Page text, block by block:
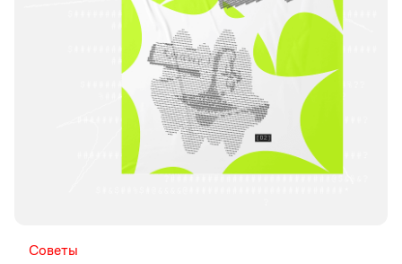
Советы